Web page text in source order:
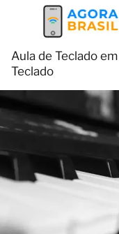
Aula de Teclado
Teclado